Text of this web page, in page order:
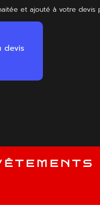
et ajouté à votre devis
devis
Ê T E M E N T S